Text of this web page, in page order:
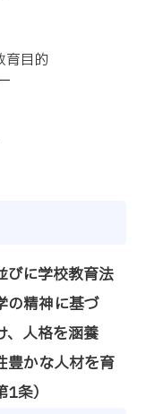
育目的
びに学校教育法
の精神に基づ
、人格を涵養
豊かな人材を育
条）